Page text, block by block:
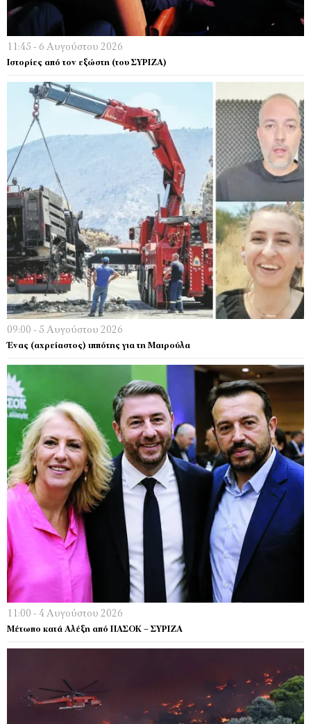
11:45 - 6 Αυγούστου 2026
Ιστορίες από τον εξώστη (του ΣΥΡΙΖΑ)
09:00 - 5 Αυγούστου 2026
Ένας (αχρείαστος) ιππότης για τη Μαιρούλα
11:00 - 4 Αυγούστου 2026
Μέτωπο κατά Αλέξη από ΠΑΣΟΚ – ΣΥΡΙΖΑ